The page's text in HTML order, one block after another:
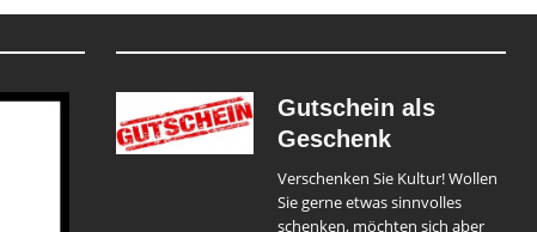
Gutschein als
Geschenk
Verschenken Sie Kultur! Wollen
Sie gerne etwas sinnvolles
schenken, möchten sich aber